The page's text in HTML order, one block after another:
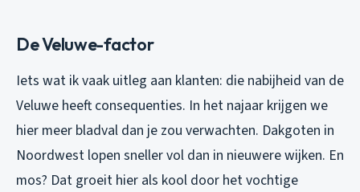
De Veluwe-factor
Iets wat ik vaak uitleg aan klanten: die nabijheid van de
Veluwe heeft consequenties. In het najaar krijgen we
hier meer bladval dan je zou verwachten. Dakgoten in
Noordwest lopen sneller vol dan in nieuwere wijken. En
mos? Dat groeit hier als kool door het vochtige